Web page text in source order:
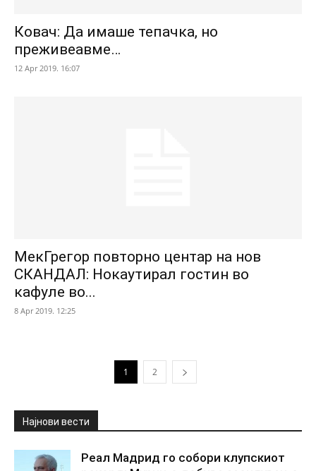
Ковач: Да имаше тепачка, но
преживеавме…
12 Apr 2019. 16:07
МекГрегор повторно центар на нов
СКАНДАЛ: Нокаутирал гостин во
кафуле во...
8 Apr 2019. 12:25
1 2
Најнови вести
Реал Мадрид го собори клупскиот